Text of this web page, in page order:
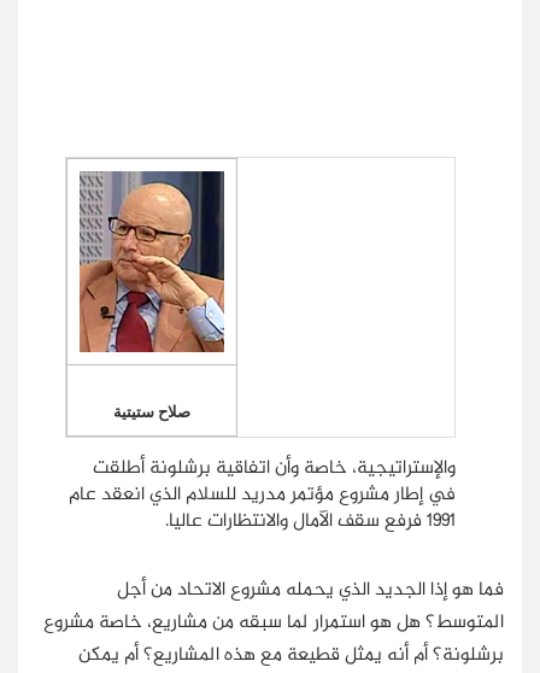
صلاح ستيتية
والإستراتيجية، خاصة وأن اتفاقية برشلونة أطلقت
في إطار مشروع مؤتمر مدريد للسلام الذي انعقد عام
1991 فرفع سقف الآمال والانتظارات عاليا.
فما هو إذا الجديد الذي يحمله مشروع الاتحاد من أجل
المتوسط؟ هل هو استمرار لما سبقه من مشاريع، خاصة مشروع
برشلونة؟ أم أنه يمثل قطيعة مع هذه المشاريع؟ أم يمكن